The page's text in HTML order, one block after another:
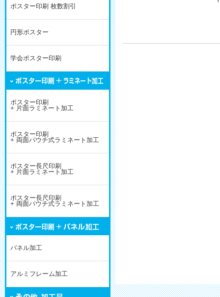
ポスター印刷 枚数割引
円形ポスター
学会ポスター印刷
ポスター印刷
+ 片面ラミネート加工
ポスター印刷
+ 両面パウチ式ラミネート加工
ポスター長尺印刷
+ 片面ラミネート加工
ポスター長尺印刷
+ 両面パウチ式ラミネート加工
パネル加工
アルミフレーム加工